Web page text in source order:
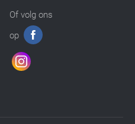
Of volg ons
op